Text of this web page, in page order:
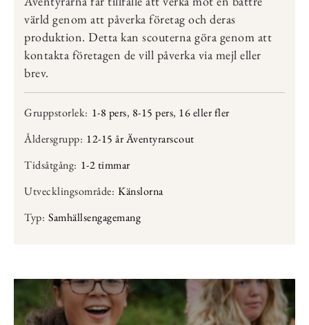
värld genom att påverka företag och deras
produktion. Detta kan scouterna göra genom att
kontakta företagen de vill påverka via mejl eller
brev.
Gruppstorlek: 1-8 pers, 8-15 pers, 16 eller fler
Åldersgrupp: 12-15 år Äventyrarscout
Tidsåtgång: 1-2 timmar
Utvecklingsområde: Känslorna
Typ: Samhällsengagemang